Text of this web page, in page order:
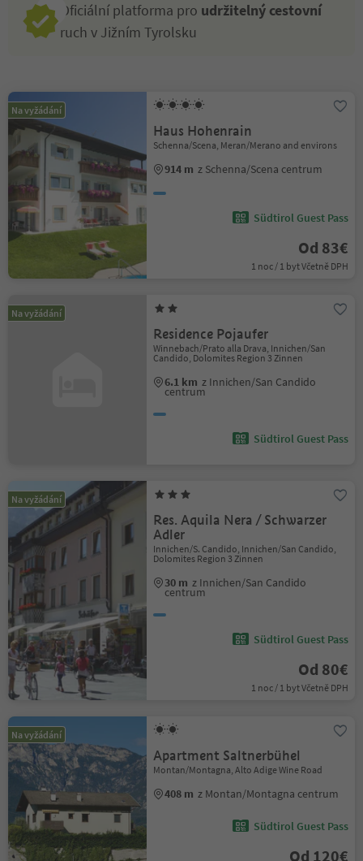
Oficiální platforma pro udržitelný cestovní
ruch v Jižním Tyrolsku
Na vyžádání
Haus Hohenrain
Schenna/Scena, Meran/Merano and environs
914 m z Schenna/Scena centrum
Südtirol Guest Pass
Od 83€
1 noc / 1 byt Včetně DPH
Na vyžádání
Residence Pojaufer
Winnebach/Prato alla Drava, Innichen/San
Candido, Dolomites Region 3 Zinnen
6.1 km z Innichen/San Candido
centrum
Südtirol Guest Pass
Na vyžádání
Res. Aquila Nera / Schwarzer
Adler
Innichen/S. Candido, Innichen/San Candido,
Dolomites Region 3 Zinnen
30 m z Innichen/San Candido
centrum
Südtirol Guest Pass
Od 80€
1 noc / 1 byt Včetně DPH
Na vyžádání
Apartment Saltnerbühel
Montan/Montagna, Alto Adige Wine Road
408 m z Montan/Montagna centrum
Südtirol Guest Pass
Od 120€